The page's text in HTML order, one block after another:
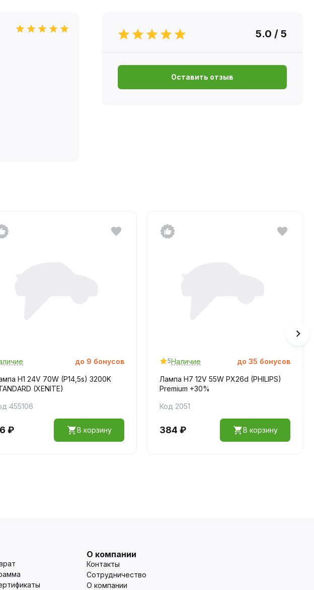
5.0 / 5
Оставить отзыв
до 9 бонусов
H1 24V 70W (P14,5s) 3200K
(XENITE)
455106
₽ В корзину
5Наличие до 35 бонусов
Лампа H7 12V 55W PX26d (PHILIPS)
Premium +30%
Код 2051
384 ₽ В корзину
О компании
Контакты
Сотрудничество
О компании